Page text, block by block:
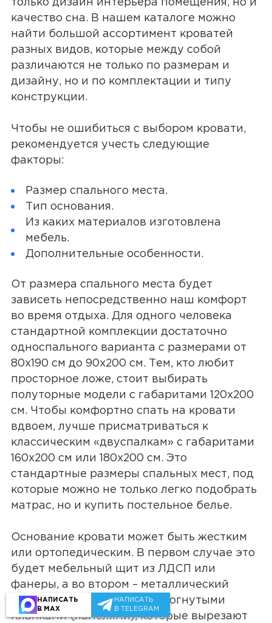
только дизайн интерьера помещения, но и
качество сна. В нашем каталоге можно
найти большой ассортимент кроватей
разных видов, которые между собой
различаются не только по размерам и
дизайну, но и по комплектации и типу
конструкции.
Чтобы не ошибиться с выбором кровати,
рекомендуется учесть следующие
факторы:
Размер спального места.
Тип основания.
Из каких материалов изготовлена
мебель.
Дополнительные особенности.
От размера спального места будет
зависеть непосредственно наш комфорт
во время отдыха. Для одного человека
стандартной комплекции достаточно
односпального варианта с размерами от
80х190 см до 90х200 см. Тем, кто любит
просторное ложе, стоит выбирать
полуторные модели с габаритами 120х200
см. Чтобы комфортно спать на кровати
вдвоем, лучше присматриваться к
классическим «двуспалкам» с габаритами
160х200 см или 180х200 см. Это
стандартные размеры спальных мест, под
которые можно не только легко подобрать
матрас, но и купить постельное белье.
Основание кровати может быть жестким
или ортопедическим. В первом случае это
будет мебельный щит из ЛДСП или
фанеры, а во втором – металлический
каркас с гибкими, слегка изогнутыми
планками (ламелями), которые вырезают
НАПИСАТЬ
В TELEGRAM
НАПИСАТЬ
В MAX